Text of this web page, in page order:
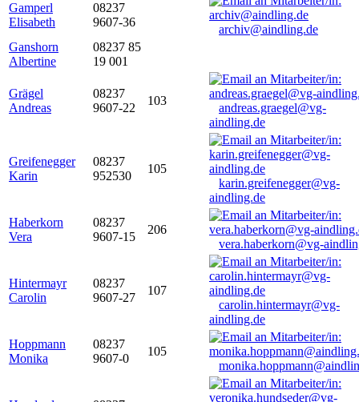
Gamperl
Elisabeth
08237
9607-36
archiv@aindling.de
Ganshorn
Albertine
08237 85
19 001
Grägel
Andreas
08237
9607-22
103
andreas.graegel@vg-
aindling.de
Greifenegger
Karin
08237
952530
105
karin.greifenegger@vg-
aindling.de
Haberkorn
Vera
08237
9607-15
206
vera.haberkorn@vg-
Hintermayr
Carolin
08237
9607-27
107
carolin.hintermayr@vg-
aindling.de
Hoppmann
Monika
08237
9607-0
105